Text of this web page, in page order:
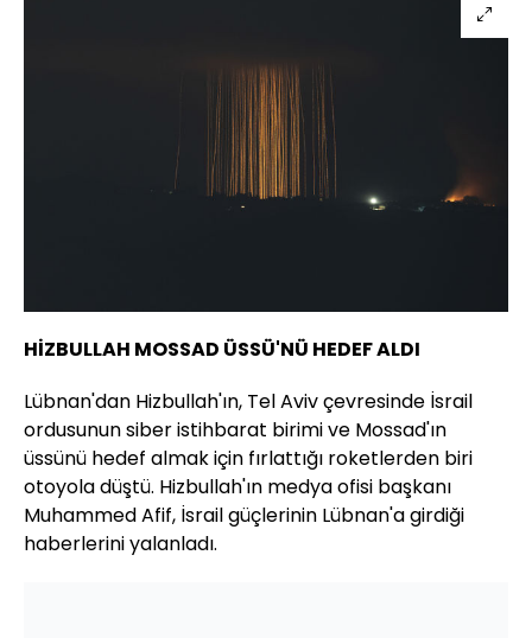
HİZBULLAH MOSSAD ÜSSÜ'NÜ HEDEF ALDI
Lübnan'dan Hizbullah'ın, Tel Aviv çevresinde İsrail
ordusunun siber istihbarat birimi ve Mossad'ın
üssünü hedef almak için fırlattığı roketlerden biri
otoyola düştü. Hizbullah'ın medya ofisi başkanı
Muhammed Afif, İsrail güçlerinin Lübnan'a girdiği
haberlerini yalanladı.